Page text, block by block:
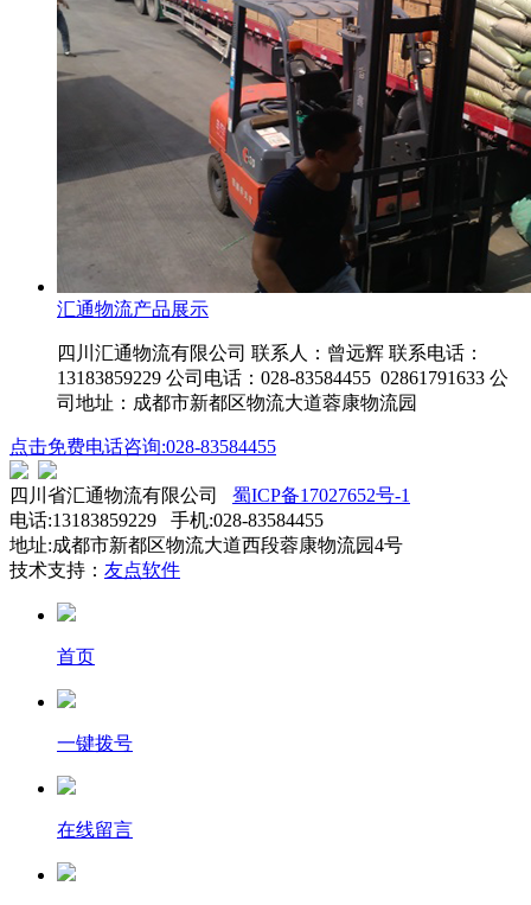
汇通物流产品展示
四川汇通物流有限公司 联系人：曾远辉 联系电话：
13183859229 公司电话：028-83584455 02861791633 公
司地址：成都市新都区物流大道蓉康物流园
点击免费电话咨询:028-83584455
四川省汇通物流有限公司 蜀ICP备17027652号-1
电话:13183859229 手机:028-83584455
地址:成都市新都区物流大道西段蓉康物流园4号
技术支持： 友点软件
首页
一键拨号
在线留言